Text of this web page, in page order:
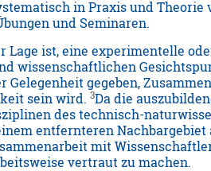
in Praxis und Theorie
und Seminaren.
Lage ist, eine experimentelle
wissenschaftlichen
Gelegenheit gegeben,
sein wird.3Da die
des technisch-
entfernteren Nachbargebiet
mit
vertraut zu machen.